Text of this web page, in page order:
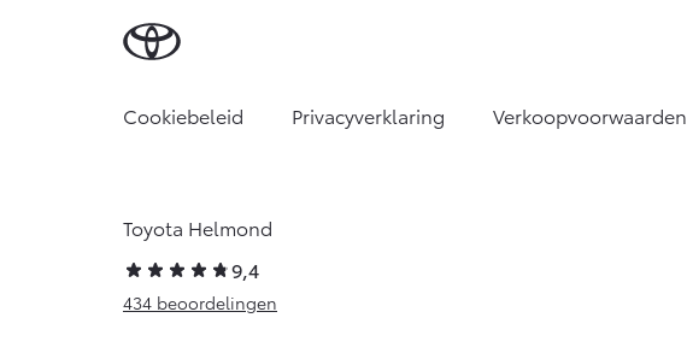
Cookiebeleid Privacyverklaring Verkoopvoorwaarden
Toyota Helmond
9,4
434 beoordelingen